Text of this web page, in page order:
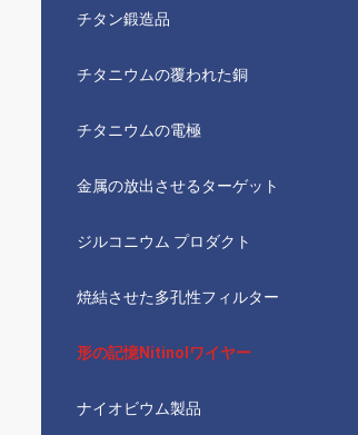
チタン鍛造品
チタニウムの覆われた銅
チタニウムの電極
金属の放出させるターゲット
ジルコニウム プロダクト
焼結させた多孔性フィルター
形の記憶Nitinolワイヤー
ナイオビウム製品